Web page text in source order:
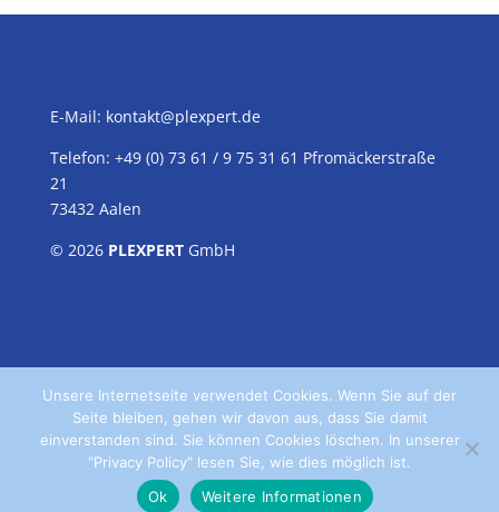
E-Mail: kontakt@plexpert.de
Telefon: +49 (0) 73 61 / 9 75 31 61 Pfromäckerstraße
21
73432 Aalen
© 2026 PLEXPERTGmbH
Kontakt Datenschutz Impressum
Unsere Internetseite verwendet Cookies. Wenn Sie auf der
Seite bleiben, gehen wir davon aus, dass Sie damit
einverstanden sind. Sie können Cookies löschen. In unserer
"Privacy Policy" lesen Sie, wie dies möglich ist.
Ok
Weitere Informationen